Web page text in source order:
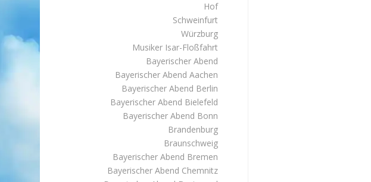
Hof
Schweinfurt
Würzburg
Musiker Isar-Floßfahrt
Bayerischer Abend
Bayerischer Abend Aachen
Bayerischer Abend Berlin
Bayerischer Abend Bielefeld
Bayerischer Abend Bonn
Brandenburg
Braunschweig
Bayerischer Abend Bremen
Bayerischer Abend Chemnitz